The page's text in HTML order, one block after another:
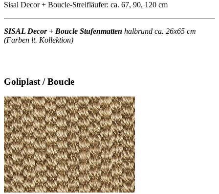
Sisal Decor + Boucle-Streifläufer: ca. 67, 90, 120 cm
SISAL Decor + Boucle Stufenmatten halbrund ca. 26x65 cm
(Farben lt. Kollektion)
Goliplast / Boucle